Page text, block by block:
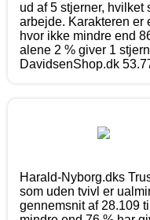
ud af 5 stjerner,
arbejde. Karakteren er
hvor ikke mindre end
alene 2 % giver 1
DavidsenShop.dk
Harald-Nyborg.dks
som uden tvivl er
gennemsnit af 28.109